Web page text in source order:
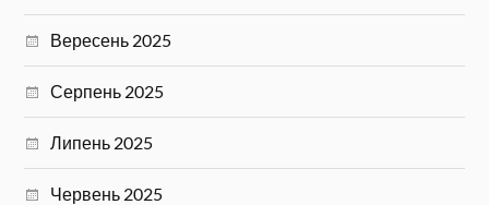
Вересень 2025
Серпень 2025
Липень 2025
Червень 2025